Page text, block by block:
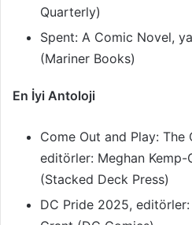
Quarterly)
Spent: A Comic Novel,
(Mariner Books)
En İyi Antoloji
Come Out and Play: The
editörler: Meghan Kemp-
(Stacked Deck Press)
DC Pride 2025,